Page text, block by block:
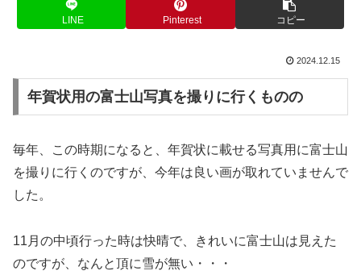
LINE Pinterest コピー
2024.12.15
年賀状用の富士山写真を撮りに行くものの
毎年、この時期になると、年賀状に載せる写真用に富士山
を撮りに行くのですが、今年は良い画が取れていませんで
した。
11月の中頃行った時は快晴で、きれいに富士山は見えた
のですが、なんと頂に雪が無い・・・